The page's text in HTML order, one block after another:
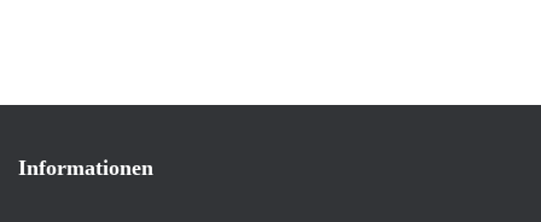
Informationen